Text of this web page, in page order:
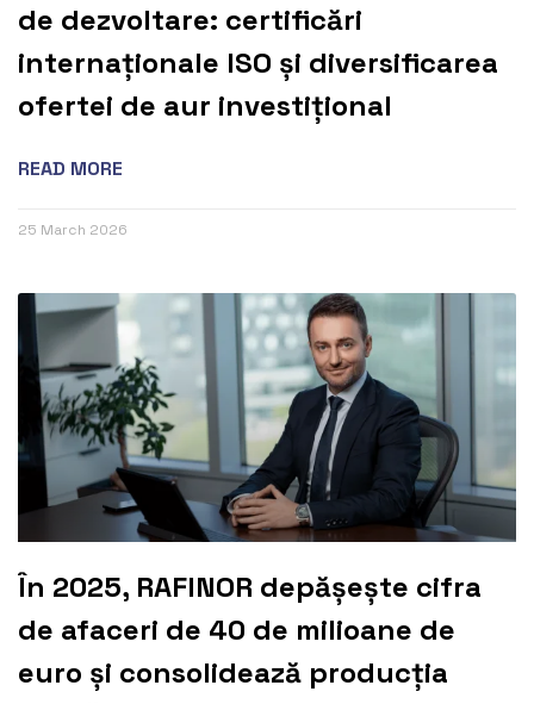
de dezvoltare: certificări
internaționale ISO și diversificarea
ofertei de aur investițional
READ MORE
25 March 2026
În 2025, RAFINOR depășește cifra
de afaceri de 40 de milioane de
euro și consolidează producția